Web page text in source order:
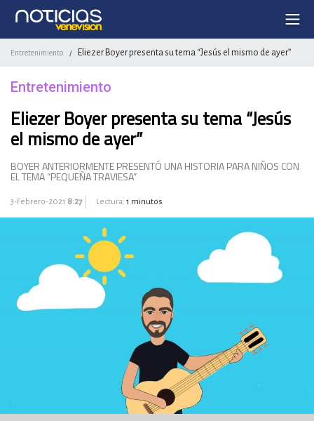
Entretenimiento / Eliezer Boyer presenta su tema “Jesús el mismo de ayer”
Entretenimiento
Eliezer Boyer presenta su tema “Jesús
el mismo de ayer”
BOYER ANTERIORMENTE PRESENTÓ UNA HISTORIA PARA NIÑOS CON
EL TEMA “PEQUEÑA TRAVIESA”
3-Febrero-2021 8:27 Lectura: 1 minutos